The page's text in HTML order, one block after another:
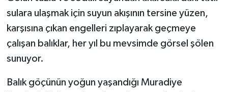
sulara ulaşmak için suyun akışının tersine yüzen,
karşısına çıkan engelleri zıplayarak geçmeye
çalışan balıklar, her yıl bu mevsimde görsel şölen
sunuyor.
Balık göçünün yoğun yaşandığı Muradiye